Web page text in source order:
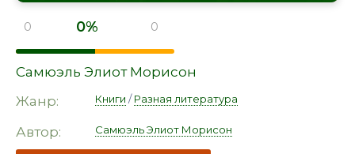
0 0% 0
Самюэль Элиот Морисон
Жанр:
Книги /Разная литература
Автор: Самюэль Элиот Морисон